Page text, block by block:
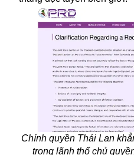
Chính quyền Thái Lan
trong lãnh thổ chủ